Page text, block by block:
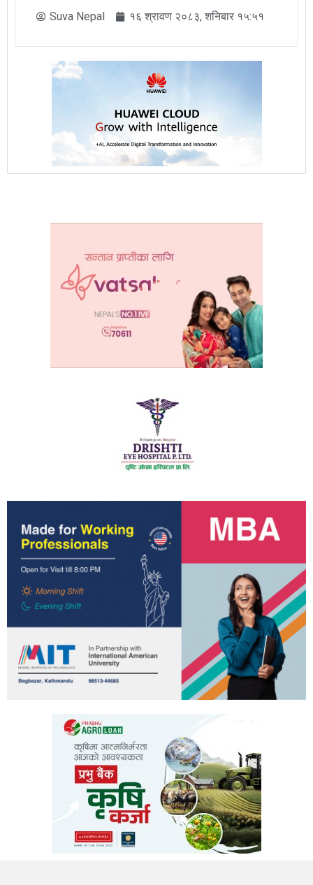
Suva Nepal १६ श्रावण २०८३, शनिबार १५:५१